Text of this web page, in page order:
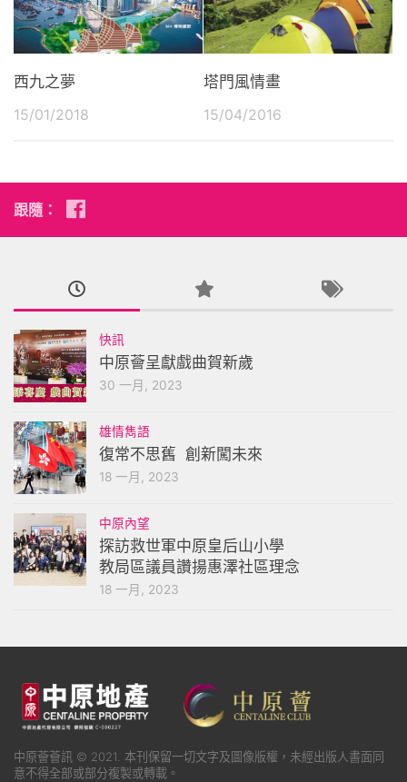
西九之夢
15/01/2018
塔門風情畫
15/04/2016
跟隨：
快訊
中原薈呈獻戲曲賀新歲
30 一月, 2023
雄情雋語
復常不思舊 創新闖未來
18 一月, 2023
中原內望
探訪救世軍中原皇后山小學
教局區議員讚揚惠澤社區理念
18 一月, 2023
中原薈薈訊 © 2021. 本刊保留一切文字及圖像版權，未經出版人書面同
意不得全部或部分複製或轉載。